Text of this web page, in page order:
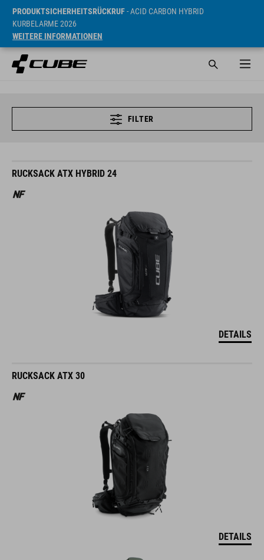
PRODUKTSICHERHEITSRÜCKRUF- ACID CARBON HYBRID
KURBELARME 2026
WEITERE INFORMATIONEN
FILTER
RUCKSACK ATX HYBRID 24
DETAILS
RUCKSACK ATX 30
DETAILS